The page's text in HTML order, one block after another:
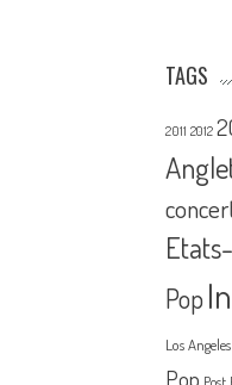
TAGS
2011 2012
Pop
Los Angeles
Pop